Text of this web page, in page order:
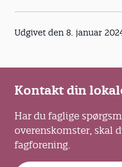
Udgivet den 8. januar
Kontakt din
Har du faglige
overenskomster, skal
fagforening.